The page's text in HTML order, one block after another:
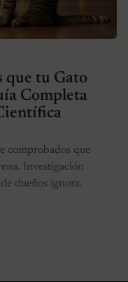
que tu Gato
Completa
comprobados que
Investigación
dueños ignora.